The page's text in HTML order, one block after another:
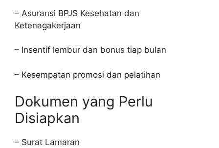
– Asuransi BPJS Kesehatan dan
Ketenagakerjaan
– Insentif lembur dan bonus tiap bulan
– Kesempatan promosi dan pelatihan
Dokumen yang Perlu
Disiapkan
– Surat Lamaran